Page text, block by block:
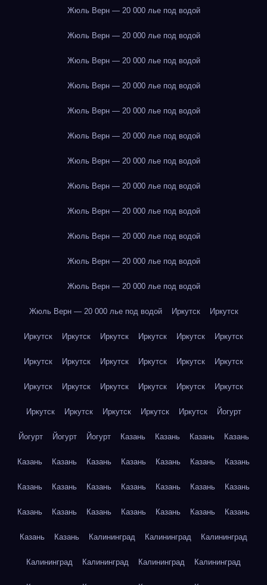
Жюль Верн — 20 000 лье под водой
Жюль Верн — 20 000 лье под водой
Жюль Верн — 20 000 лье под водой
Жюль Верн — 20 000 лье под водой
Жюль Верн — 20 000 лье под водой
Жюль Верн — 20 000 лье под водой
Жюль Верн — 20 000 лье под водой
Жюль Верн — 20 000 лье под водой
Жюль Верн — 20 000 лье под водой
Жюль Верн — 20 000 лье под водой
Жюль Верн — 20 000 лье под водой
Жюль Верн — 20 000 лье под водой
Жюль Верн — 20 000 лье под водой Иркутск Иркутск
Иркутск Иркутск Иркутск Иркутск Иркутск Иркутск
Иркутск Иркутск Иркутск Иркутск Иркутск Иркутск
Иркутск Иркутск Иркутск Иркутск Иркутск Иркутск
Иркутск Иркутск Иркутск Иркутск Иркутск Йогурт
Йогурт Йогурт Йогурт Казань Казань Казань Казань
Казань Казань Казань Казань Казань Казань Казань
Казань Казань Казань Казань Казань Казань Казань
Казань Казань Казань Казань Казань Казань Казань
Казань Казань Калининград Калининград Калининград
Калининград Калининград Калининград Калининград